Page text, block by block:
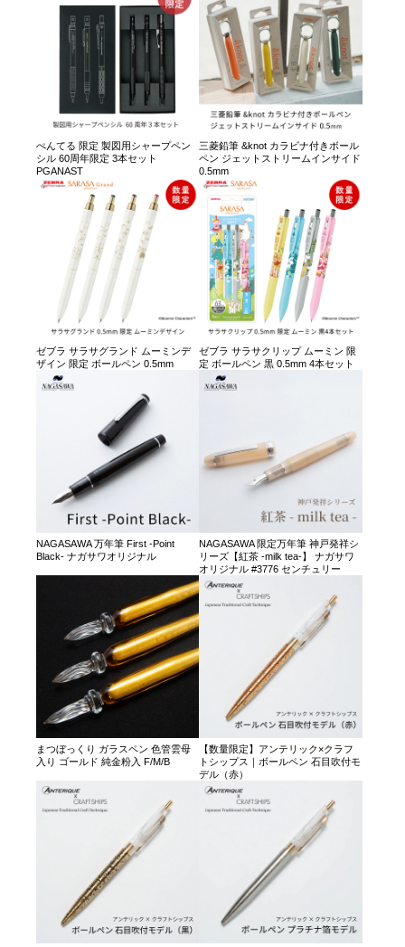
ぺんてる 限定 製図用シャープペン
シル 60周年限定 3本セット
PGANAST
三菱鉛筆 &knot カラビナ付きボール
ペン ジェットストリームインサイド
0.5mm
ゼブラ サラサグランド ムーミンデ
ザイン 限定 ボールペン 0.5mm
ゼブラ サラサクリップ ムーミン 限
定 ボールペン 黒 0.5mm 4本セット
NAGASAWA 万年筆 First -Point
Black- ナガサワオリジナル
NAGASAWA 限定万年筆 神戸発祥シ
リーズ【紅茶 -milk tea-】 ナガサワ
オリジナル #3776 センチュリー
まつぼっくり ガラスペン 色管雲母
入り ゴールド 純金粉入 F/M/B
【数量限定】アンテリック×クラフ
トシップス｜ボールペン 石目吹付モ
デル（赤）